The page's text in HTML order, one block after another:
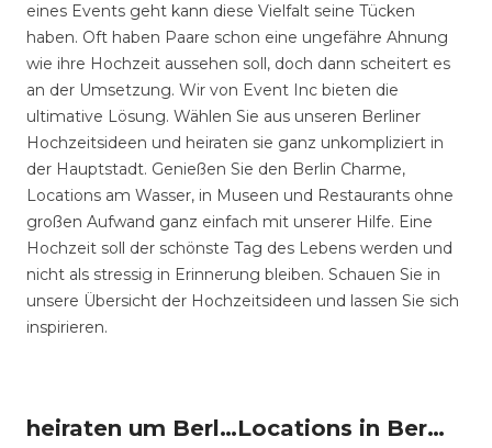
eines Events geht kann diese Vielfalt seine Tücken
haben. Oft haben Paare schon eine ungefähre Ahnung
wie ihre Hochzeit aussehen soll, doch dann scheitert es
an der Umsetzung. Wir von Event Inc bieten die
ultimative Lösung. Wählen Sie aus unseren Berliner
Hochzeitsideen und heiraten sie ganz unkompliziert in
der Hauptstadt. Genießen Sie den Berlin Charme,
Locations am Wasser, in Museen und Restaurants ohne
großen Aufwand ganz einfach mit unserer Hilfe. Eine
Hochzeit soll der schönste Tag des Lebens werden und
nicht als stressig in Erinnerung bleiben. Schauen Sie in
unsere Übersicht der Hochzeitsideen und lassen Sie sich
inspirieren.
heiraten um Berlin Locations in Berlin mieten